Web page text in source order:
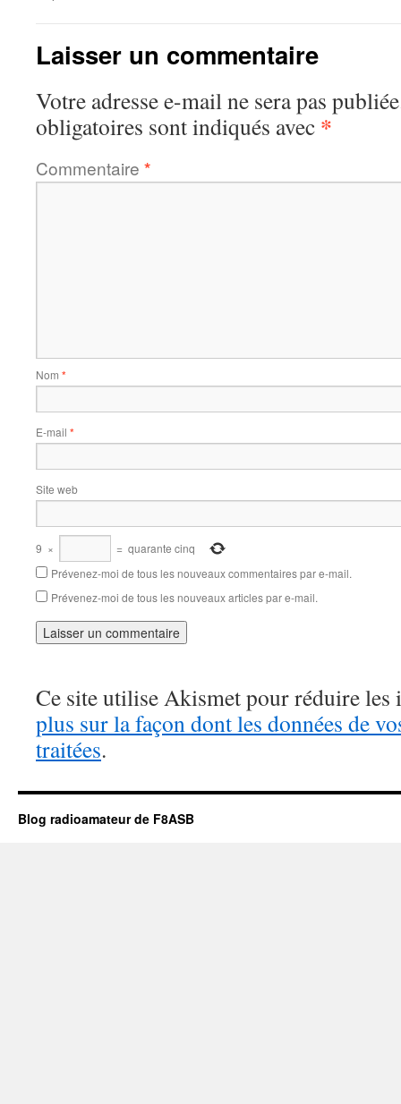
Laisser un commentaire
Votre adresse e-mail ne sera pas
obligatoires sont indiqués avec *
Commentaire *
Nom *
E-mail *
Site web
9 × = quarante cinq
Prévenez-moi de tous les nouveaux commentaires par e-mail.
Prévenez-moi de tous les nouveaux articles par e-mail.
Ce site utilise Akismet pour réduire les
plus sur la façon dont les données de
traitées.
Blog radioamateur de F8ASB